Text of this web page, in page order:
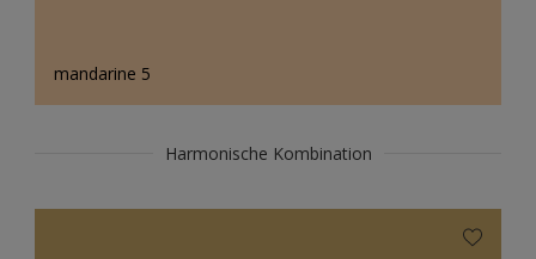
mandarine 5
Harmonische Kombination